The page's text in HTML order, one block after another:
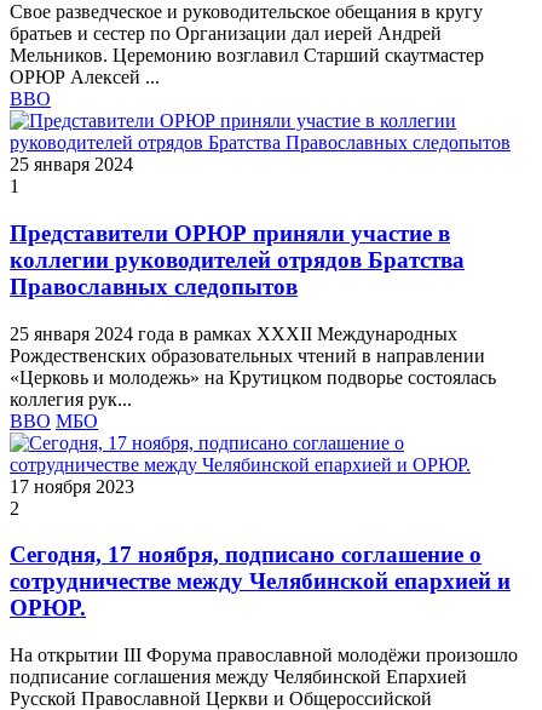
Свое разведческое и руководительское обещания в кругу
братьев и сестер по Организации дал иерей Андрей
Мельников. Церемонию возглавил Старший скаутмастер
ОРЮР Алексей ...
ВВО
25 января 2024
1
Представители ОРЮР приняли участие в
коллегии руководителей отрядов Братства
Православных следопытов
25 января 2024 года в рамках XXXII Международных
Рождественских образовательных чтений в направлении
«Церковь и молодежь» на Крутицком подворье состоялась
коллегия рук...
ВВО МБО
17 ноября 2023
2
Сегодня, 17 ноября, подписано соглашение о
сотрудничестве между Челябинской епархией и
ОРЮР.
На открытии III Форума православной молодёжи произошло
подписание соглашения между Челябинской Епархией
Русской Православной Церкви и Общероссийской